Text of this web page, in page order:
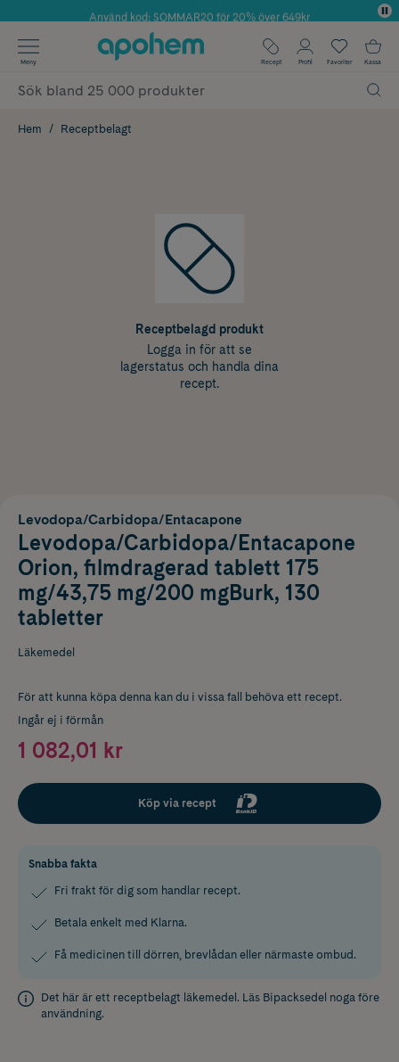
Använd kod: SOMMAR20 för 20% över 649kr
✓ Fri frakt
✓ Poäng på alla köp*
Meny Recept Profil Favoriter Kassa
Hem Receptbelagt
Receptbelagd produkt
Logga in för att se
lagerstatus och handla dina
recept.
Levodopa/Carbidopa/Entacapone
Levodopa/Carbidopa/Entacapone
Orion, filmdragerad tablett 175
mg/43,75 mg/200 mgBurk, 130
tabletter
Läkemedel
För att kunna köpa denna kan du i vissa fall behöva ett recept.
Ingår ej i förmån
1 082,01 kr
Köp via recept
Snabba fakta
Fri frakt för dig som handlar recept.
Betala enkelt med Klarna.
Få medicinen till dörren, brevlådan eller närmaste ombud.
Det här är ett receptbelagt läkemedel. Läs Bipacksedel noga före
användning.